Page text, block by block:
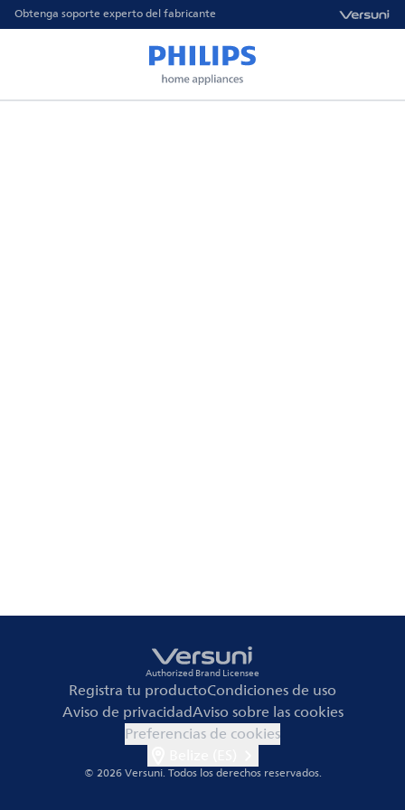
Obtenga soporte experto del fabricante
Authorized Brand Licensee
Registra tu productoCondiciones de uso
Aviso de privacidadAviso sobre las cookies
Preferencias de cookies
© 2026 Versuni.Todos los derechos reservados.